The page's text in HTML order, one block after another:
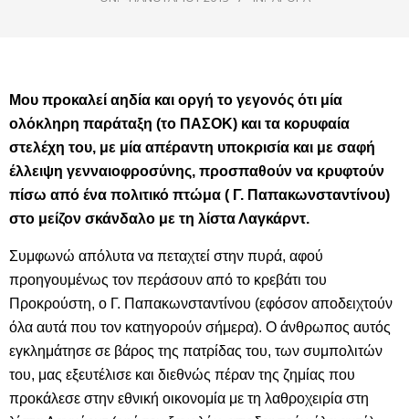
Μου προκαλεί αηδία και οργή το γεγονός ότι μία
ολόκληρη παράταξη (το ΠΑΣΟΚ) και τα κορυφαία
στελέχη του, με μία απέραντη υποκρισία και με σαφή
έλλειψη γενναιοφροσύνης, προσπαθούν να κρυφτούν
πίσω από ένα πολιτικό πτώμα ( Γ. Παπακωνσταντίνου)
στο μείζον σκάνδαλο με τη λίστα Λαγκάρντ.
Συμφωνώ απόλυτα να πεταχτεί στην πυρά, αφού
προηγουμένως τον περάσουν από το κρεβάτι του
Προκρούστη, ο Γ. Παπακωνσταντίνου (εφόσον αποδειχτούν
όλα αυτά που τον κατηγορούν σήμερα). Ο άνθρωπος αυτός
εγκλημάτησε σε βάρος της πατρίδας του, των συμπολιτών
του, μας εξευτέλισε και διεθνώς πέραν της ζημίας που
προκάλεσε στην εθνική οικονομία με τη λαθροχειρία στη